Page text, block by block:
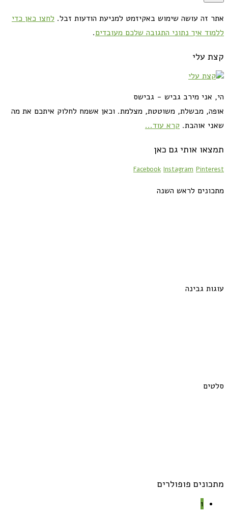
אתר זה עושה שימוש באקיזמט למניעת הודעות זבל. לחצו כאן כדי
ללמוד איך נתוני התגובה שלכם מעובדים.
קצת עלי
הי, אני מירב גביש - גבישס
אופה, מבשלת, משוטטת, מצלמת. וכאן אשמח לחלוק איתכם את מה
שאני אוהבת. קרא עוד...
תמצאו אותי גם כאן
Facebook Instagram Pinterest
מתכונים לראש השנה
עוגות גבינה
סלטים
מתכונים פופולרים
1